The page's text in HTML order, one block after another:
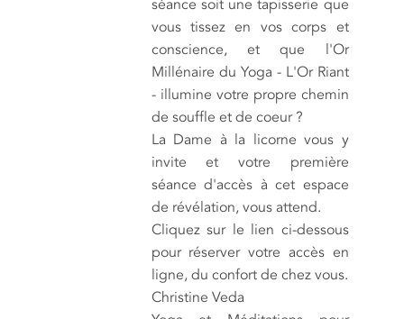
séance soit une tapisserie que
vous tissez en vos corps et
conscience, et que l'Or
Millénaire du Yoga - L'Or Riant
- illumine votre propre chemin
de souffle et de coeur ?
La Dame à la licorne vous y
invite et votre première
séance d'accès à cet espace
de révélation, vous attend.
Cliquez sur le lien ci-dessous
pour réserver votre accès en
ligne, du confort de chez vous.
Christine Veda